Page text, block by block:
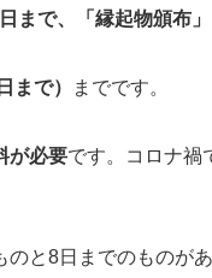
まで、「縁起物頒布」
まで） までです。
が必要です。コロナ禍
と8日までのものが